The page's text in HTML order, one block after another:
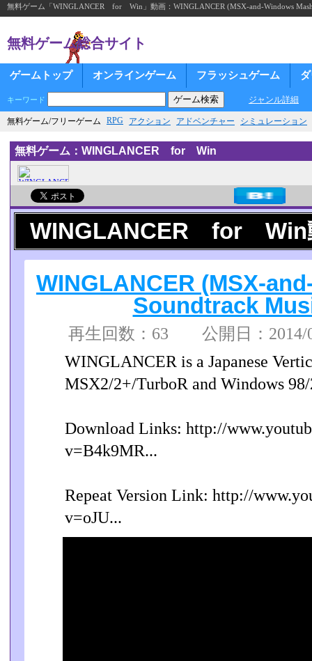
無料ゲーム「WINGLANCER for Win」動画：WINGLANCER (MSX-and-Windows
無料ゲーム総合サイト
ゲームトップ オンラインゲーム フラッシュゲーム
キーワード ジャンル詳細
無料ゲーム/フリーゲーム RPG アクション アドベンチャー シミュレーション
無料ゲーム：WINGLANCER for Win
WINGLANCER for Win
WINGLANCER (MSX-
Soundtrack
再生回数：63 公開日：2014/
WINGLANCER is a Japanese
MSX2/2+/TurboR and Windows
Download Links: http://
v=B4k9MR...
Repeat Version Link: http://
v=oJU...